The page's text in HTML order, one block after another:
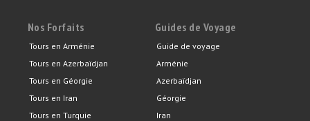
Nos Forfaits
Tours en Arménie
Tours en Azerbaïdjan
Tours en Géorgie
Tours en Iran
Tours en Turquie
Guides de Voyage
Guide de voyage
Arménie
Azerbaïdjan
Géorgie
Iran